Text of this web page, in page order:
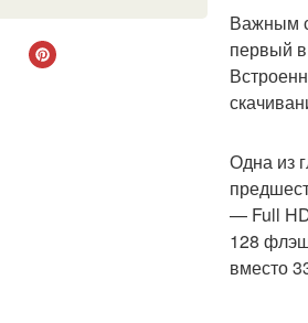
Важным
первый
Одна из
— Full
128
вместо